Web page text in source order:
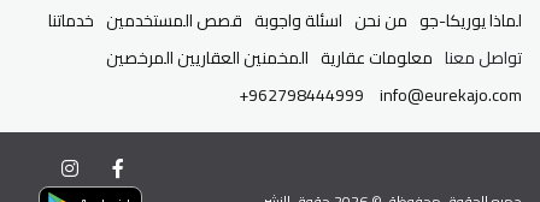
لماذا يوريكا-جو من نحن اسئلة واجوبة قصص المستخدمين خدماتنا
تواصل معنا معلومات عقارية المخمنين العقاريين المرخصين
info@eurekajo.com
+962798444999